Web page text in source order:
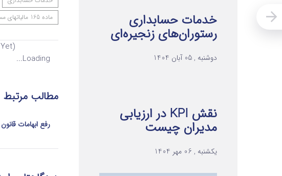
ماده 165 مالیاتهای مستقیم
(No Ratings Yet)
Loading...
مطالب مرتبط
رفع ابهامات
خدمات حسابداری
رستوران‌های زنجیره‌ای
دوشنبه , 05 آبان 1404
نقش KPI در ارزیابی
مدیران چیست
یکشنبه , 06 مهر 1404